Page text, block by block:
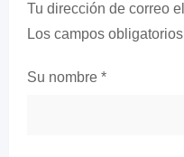
Tu dirección de correo
Los campos
Su nombre *